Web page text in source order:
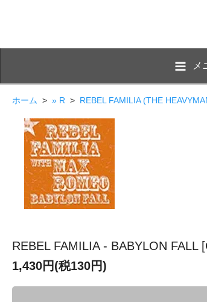
メ
ホーム > » R > REBEL FAMILIA (THE
REBEL FAMILIA - BABYLON FALL
1,430円(税130円)